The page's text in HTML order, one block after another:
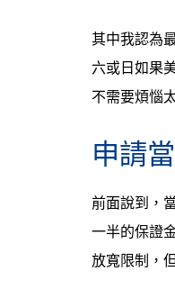
其中我認為
六或日如果
不需要煩惱
申請
前面說到，
一半的保證
放寬限制，